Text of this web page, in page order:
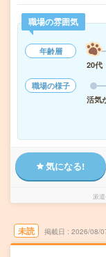
職場の雰囲気
年齢層
20代
職場の様子
活気
気になる!
派
未読 掲載日 2026/08/